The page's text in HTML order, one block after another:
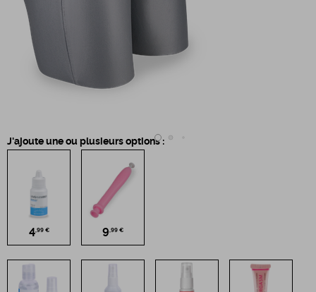
J'ajoute une ou plusieurs options :
4,99 € 9,99 €